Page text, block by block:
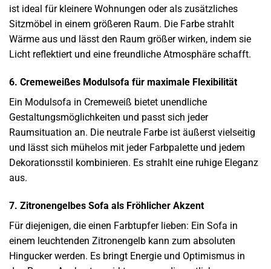
ist ideal für kleinere Wohnungen oder als zusätzliches
Sitzmöbel in einem größeren Raum. Die Farbe strahlt
Wärme aus und lässt den Raum größer wirken, indem sie
Licht reflektiert und eine freundliche Atmosphäre schafft.
6. Cremeweißes Modulsofa für maximale Flexibilität
Ein Modulsofa in Cremeweiß bietet unendliche
Gestaltungsmöglichkeiten und passt sich jeder
Raumsituation an. Die neutrale Farbe ist äußerst vielseitig
und lässt sich mühelos mit jeder Farbpalette und jedem
Dekorationsstil kombinieren. Es strahlt eine ruhige Eleganz
aus.
7. Zitronengelbes Sofa als Fröhlicher Akzent
Für diejenigen, die einen Farbtupfer lieben: Ein Sofa in
einem leuchtenden Zitronengelb kann zum absoluten
Hingucker werden. Es bringt Energie und Optimismus in